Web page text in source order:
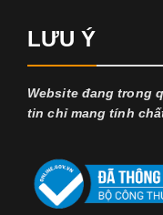
LƯU Ý
Website đang trong
tin chỉ mang tính